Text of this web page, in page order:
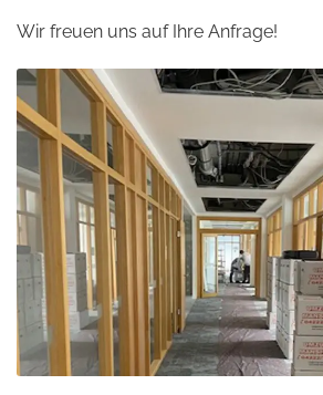
Wir freuen uns auf Ihre Anfrage!